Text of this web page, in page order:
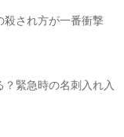
殺され方が一番衝撃
緊急時の名刺入れ入